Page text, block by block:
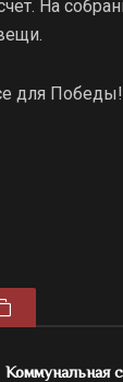
На
для
Коммунальная